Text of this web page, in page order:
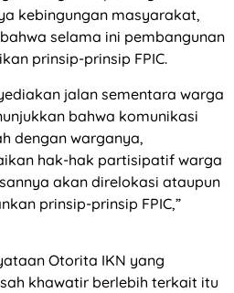
kebingungan masyarakat,
selama ini pembangunan
prinsip-prinsip FPIC.
jalan sementara warga
bahwa komunikasi
dengan warganya,
hak-hak partisipatif warga
akan direlokasi ataupun
prinsip-prinsip FPIC,”
Otorita IKN yang
khawatir berlebih terkait itu